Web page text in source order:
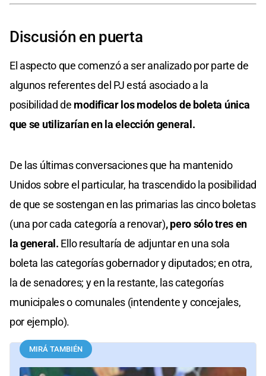
Discusión en puerta
El aspecto que comenzó a ser analizado por parte de
algunos referentes del PJ está asociado a la
posibilidad de modificar los modelos de boleta única
que se utilizarían en la elección general.
De las últimas conversaciones que ha mantenido
Unidos sobre el particular, ha trascendido la posibilidad
de que se sostengan en las primarias las cinco boletas
(una por cada categoría a renovar), pero sólo tres en
la general. Ello resultaría de adjuntar en una sola
boleta las categorías gobernador y diputados; en otra,
la de senadores; y en la restante, las categorías
municipales o comunales (intendente y concejales,
por ejemplo).
MIRÁ TAMBIÉN